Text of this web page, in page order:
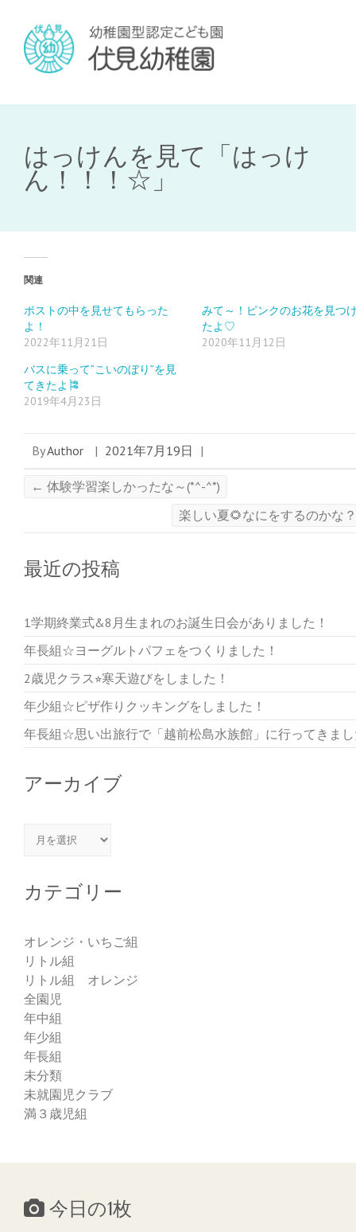
はっけんを見て「はっけ
ん！！！☆」
関連
ポストの中を見せてもらった
よ！
2022年11月21日
みて～！ピンクのお花を見つ
たよ♡
2020年11月12日
バスに乗って”こいのぼり”を見
てきたよ🎏
2019年4月23日
ByAuthor | 2021年7月19日 |
← 体験学習楽しかったな～(*^-^*)
楽しい夏🌻なにをするのかな
最近の投稿
1学期終業式&8月生まれのお誕生日会がありました！
年長組☆ヨーグルトパフェをつくりました！
2歳児クラス⭐︎寒天遊びをしました！
年少組☆ピザ作りクッキングをしました！
年長組☆思い出旅行で「越前松島水族館」に行ってきま
アーカイブ
アーカイブ
カテゴリー
オレンジ・いちご組
リトル組
リトル組 オレンジ
全園児
年中組
年少組
年長組
未分類
未就園児クラブ
満３歳児組
今日の1枚